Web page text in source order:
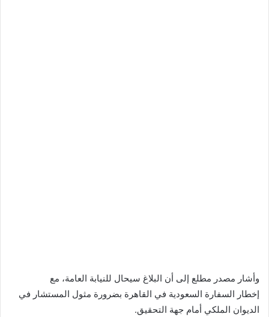
وأشار مصدر مطلع إلى أن البلاغ سيحال للنيابة العامة، مع
إخطار السفارة السعودية في القاهرة بضرورة مثول المستشار في
الديوان الملكي أمام جهة التحقيق.